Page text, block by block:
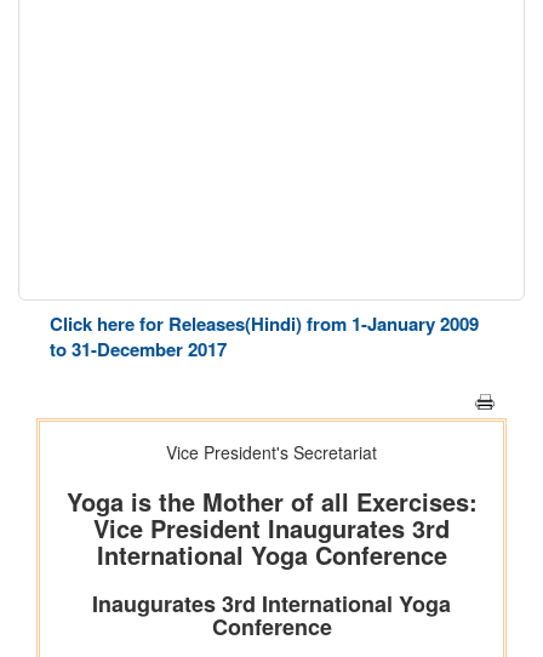
Click here for Releases(Hindi) from 1-January 2009
to 31-December 2017